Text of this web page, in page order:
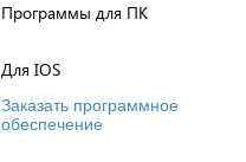
Программы для ПК
Для IOS
Заказать программное
обеспечение